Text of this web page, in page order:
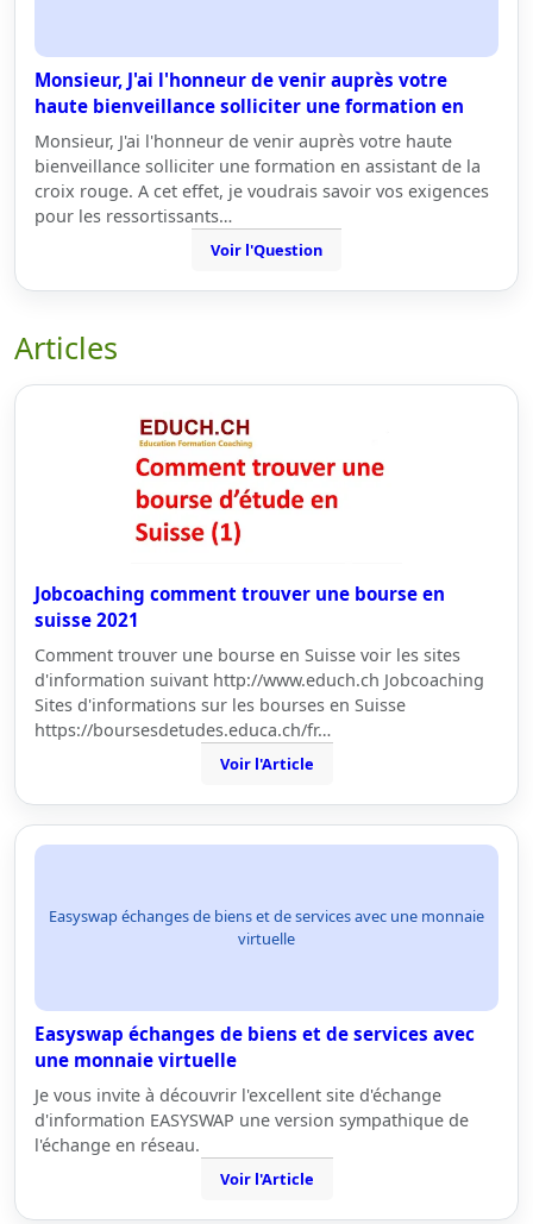
Monsieur, J'ai l'honneur de venir auprès votre
haute bienveillance solliciter une formation en
Monsieur, J'ai l'honneur de venir auprès votre haute
bienveillance solliciter une formation en assistant de la
croix rouge. A cet effet, je voudrais savoir vos exigences
pour les ressortissants…
Voir l'Question
Articles
Jobcoaching comment trouver une bourse en
suisse 2021
Comment trouver une bourse en Suisse voir les sites
d'information suivant http://www.educh.ch Jobcoaching
Sites d'informations sur les bourses en Suisse
https://boursesdetudes.educa.ch/fr…
Voir l'Article
Easyswap échanges de biens et de services avec une monnaie
virtuelle
Easyswap échanges de biens et de services avec
une monnaie virtuelle
Je vous invite à découvrir l'excellent site d'échange
d'information EASYSWAP une version sympathique de
l'échange en réseau.
Voir l'Article